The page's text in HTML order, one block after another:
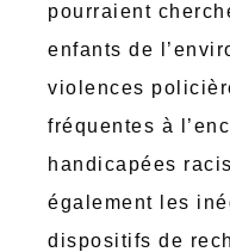
pourraient
enfants de
violences
fréquentes à
handicapées
également les
dispositifs de